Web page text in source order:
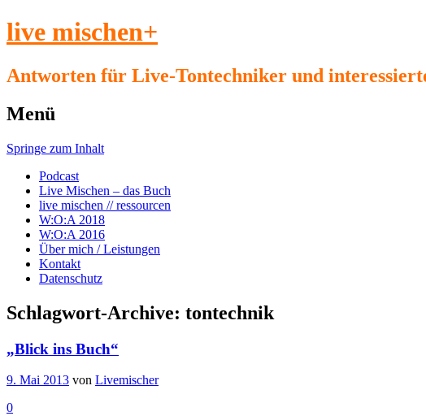
live mischen+
Antworten für Live-Tontechniker und
Menü
Springe zum Inhalt
Podcast
Live Mischen – das Buch
live mischen // ressourcen
W:O:A 2018
W:O:A 2016
Über mich / Leistungen
Kontakt
Datenschutz
Schlagwort-Archive: tontechnik
„Blick ins Buch“
9. Mai 2013 von Livemischer
0